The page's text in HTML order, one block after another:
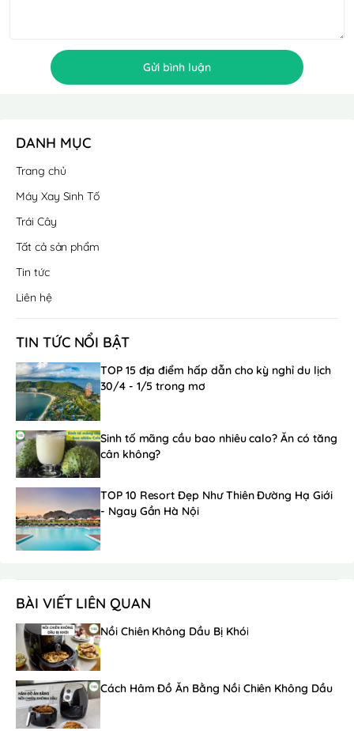
Gửi bình luận
DANH MỤC
Trang chủ
Máy Xay Sinh Tố
Trái Cây
Tất cả sản phẩm
Tin tức
Liên hệ
TIN TỨC NỔI BẬT
TOP 15 địa điểm hấp dẫn cho kỳ nghỉ du lịch
30/4 - 1/5 trong mơ
Sinh tố mãng cầu bao nhiêu calo? Ăn có tăng
cân không?
TOP 10 Resort Đẹp Như Thiên Đường Hạ Giới
- Ngay Gần Hà Nội
BÀI VIẾT LIÊN QUAN
Nồi Chiên Không Dầu Bị Khói
Cách Hâm Đồ Ăn Bằng Nồi Chiên Không Dầu